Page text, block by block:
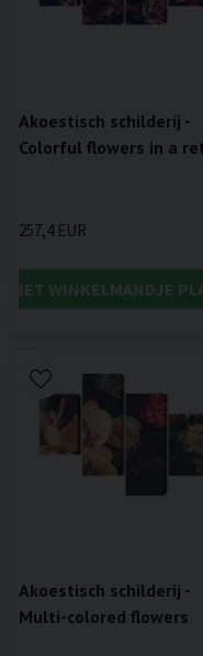
Akoestisch schilderij -
Colorful flowers in a
257,4 EUR
HET WINKELMANDJE
Akoestisch schilderij -
Multi-colored flowers